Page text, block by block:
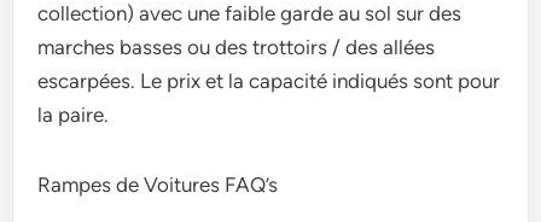
collection) avec une faible garde au sol sur des
marches basses ou des trottoirs / des allées
escarpées. Le prix et la capacité indiqués sont pour
la paire.
Rampes de Voitures FAQ’s